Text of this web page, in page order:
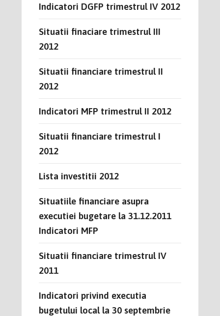
Indicatori DGFP trimestrul IV 2012
Situatii finaciare trimestrul III
2012
Situatii financiare trimestrul II
2012
Indicatori MFP trimestrul II 2012
Situatii financiare trimestrul I
2012
Lista investitii 2012
Situatiile financiare asupra
executiei bugetare la 31.12.2011
Indicatori MFP
Situatii financiare trimestrul IV
2011
Indicatori privind executia
bugetului local la 30 septembrie